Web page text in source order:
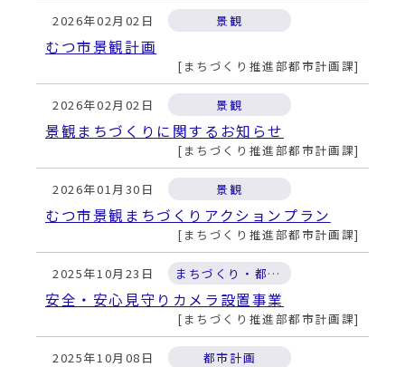
2026年02月02日 景観
むつ市景観計画
まちづくり推進部都市計画課
2026年02月02日 景観
景観まちづくりに関するお知らせ
まちづくり推進部都市計画課
2026年01月30日 景観
むつ市景観まちづくりアクションプラン
まちづくり推進部都市計画課
2025年10月23日 まちづくり・都市計画に関する各種制度・事業
安全・安心見守りカメラ設置事業
まちづくり推進部都市計画課
2025年10月08日 都市計画